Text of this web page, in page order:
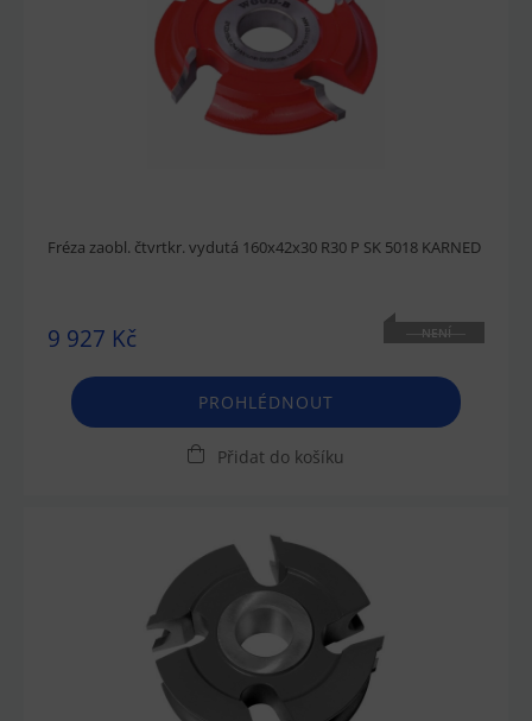
Fréza zaobl. čtvrtkr. vydutá 160x42x30 R30 P SK 5018 KARNED
9 927 Kč
NENÍ
PROHLÉDNOUT
Přidat do košíku